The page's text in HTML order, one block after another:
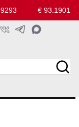
€ 93.1901